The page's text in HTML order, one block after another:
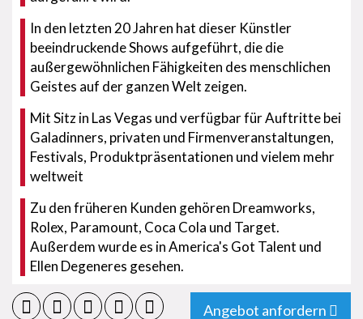
In den letzten 20 Jahren hat dieser Künstler
beeindruckende Shows aufgeführt, die die
außergewöhnlichen Fähigkeiten des menschlichen
Geistes auf der ganzen Welt zeigen.
Mit Sitz in Las Vegas und verfügbar für Auftritte bei
Galadinners, privaten und Firmenveranstaltungen,
Festivals, Produktpräsentationen und vielem mehr
weltweit
Zu den früheren Kunden gehören Dreamworks,
Rolex, Paramount, Coca Cola und Target.
Außerdem wurde es in America's Got Talent und
Ellen Degeneres gesehen.
Angebot anfordern